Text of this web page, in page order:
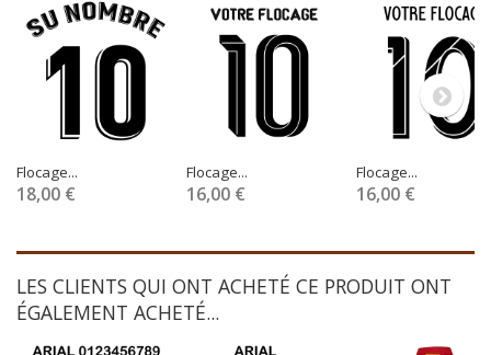
Flocage...
18,00 €
Flocage...
16,00 €
Flocage...
16,00 €
LES CLIENTS QUI ONT ACHETÉ CE PRODUIT ONT
ÉGALEMENT ACHETÉ...